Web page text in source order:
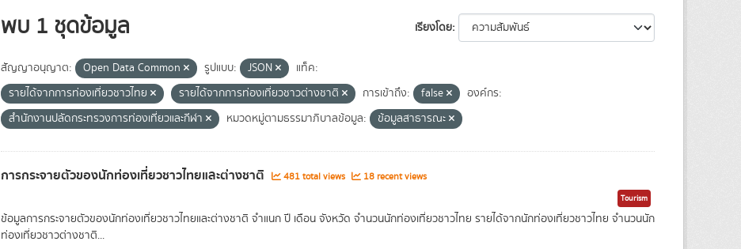
เรียงโดย
พบ 1 ชุดข้อมูล
สัญญาอนุญาต: Open Data Common รูปแบบ: JSON
แท็ค:
รายได้จากการท่องเที่ยวชาวไทย
รายได้จากการท่องเที่ยวชาวต่างชาติ การเข้าถึง: false
องค์กร:
สำนักงานปลัดกระทรวงการท่องเที่ยวและกีฬา
หมวดหมู่ตามธรรมาภิบาลข้อมูล: ข้อมูลสาธารณะ
การกระจายตัวของนักท่องเที่ยวชาวไทยและต่างชาติ 481 total views 18 recent views
Tourism
ข้อมูลการกระจายตัวของนักท่องเที่ยวชาวไทยและต่างชาติ จำแนก ปี เดือน จังหวัด จำนวนนักท่องเที่ยวชาวไทย รายได้จากนักท่องเที่ยวชาวไทย จำนวนนัก
ท่องเที่ยวชาวต่างชาติ...